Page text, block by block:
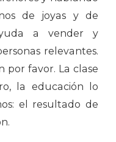
de joyas y de
a vender y
relevantes.
por favor. La clase
la educación lo
el resultado de